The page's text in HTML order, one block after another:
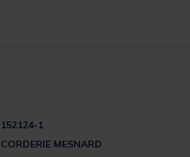
152124-1
CORDERIE MESNARD